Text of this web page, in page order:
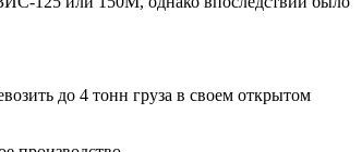
до 4 тонн груза в своем открытом